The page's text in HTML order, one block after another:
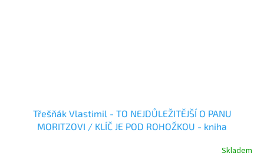
Třešňák Vlastimil - TO NEJDŮLEŽITĚJŠÍ O PANU
MORITZOVI / KLÍČ JE POD ROHOŽKOU - kniha
Skladem